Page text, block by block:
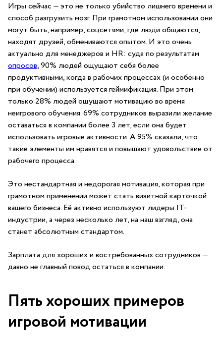
Игры сейчас — это не только убийство лишнего времени и
способ разгрузить мозг. При грамотном использовании они
могут быть, например, соцсетями, где люди общаются,
находят друзей, обмениваются опытом. И это очень
актуально для менеджеров и HR: судя по результатам
опросов, 90% людей ощущают себя более
продуктивными, когда в рабочих процессах (и особенно
при обучении) используется геймификация. При этом
только 28% людей ощущают мотивацию во время
неигрового обучения. 69% сотрудников выразили желание
оставаться в компании более 3 лет, если она будет
использовать игровые активности. А 95% сказали, что
такие элементы им нравятся и повышают удовольствие от
рабочего процесса.
Это нестандартная и недорогая мотивация, которая при
грамотном применении может стать визитной карточкой
вашего бизнеса. Её активно используют лидеры IT-
индустрии, а через несколько лет, на наш взгляд, она
станет абсолютным стандартом.
Зарплата для хороших и востребованных сотрудников —
давно не главный повод остаться в компании.
Пять хороших примеров
игровой мотивации